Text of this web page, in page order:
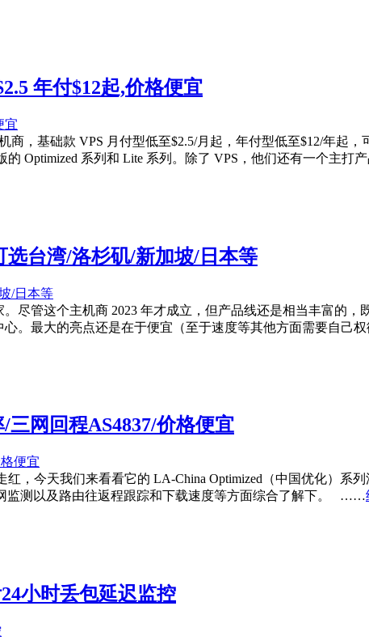
年付$12起,价格便宜
，基础款 VPS 月付型低至$2.5/月起，年付型低至$12/年起
Optimized 系列和 Lite 系列。除了 VPS，他们还有一个主
选台湾/洛杉矶/新加坡/日本等
尽管这个主机商 2023 年才成立，但产品线还是相当丰富的
。最大的亮点还是在于便宜（至于速度等其他方面需要自己
网回程AS4837/价格便宜
，今天我们来看看它的 LA-China Optimized（中国优化）系
监测以及路由往返程跟踪和下载速度等方面综合了解下。 ……
小时丢包延迟监控